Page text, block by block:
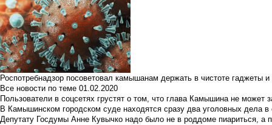
Роспотребнадзор посоветовал камышанам держать в чистоте гаджеты
Все новости по теме 01.02.2020
Пользователи в соцсетях грустят о том, что глава Камышина не может
В Камышинском городском суде находятся сразу два уголовных дела
Депутату Госдумы Анне Кувычко надо было не в роддоме пиариться, а